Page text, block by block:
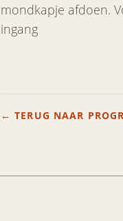
mondkapje afdoen.
ingang
← TERUG NAAR